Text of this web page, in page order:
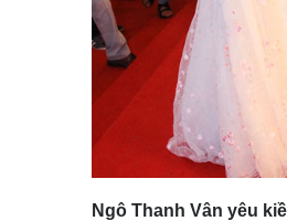
Ngô Thanh Vân yêu